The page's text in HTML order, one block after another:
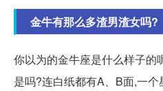
金牛有那么多渣男渣女吗?
你以为的金牛座是什么样子的
是吗?连白纸都有A、B面,一